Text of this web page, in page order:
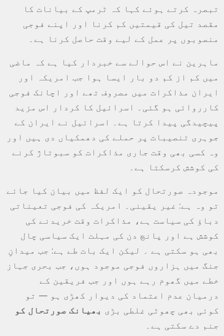
تبصرہ کرتے ہوئے کہا کہ ٹرمپ کے بیانات کا
مقصد تیل کی قیمتیں کم کرنا اور اپنے فوجی
منصوبوں پر عمل کے لیے وقت حاصل کرنا ہے۔
ماہرین نے اس حوالے سے خبردار کیا ہے کہ ماضی
میں کم از کم دو بار ایسا ہوا جب امریکہ اور
ایران مذاکرات میں مصروف تھے اور اچانک فوجی
کارروائی ہو گئی۔ اسرائیل کا کردار اس مزید
پیچیدگی پیدا کرتا ہے۔ اسرائیل نے ایران کے
جوہری تنصیبات پر حملے کی دھمکیاں دی ہیں اور
وہ کسی بھی وقت جاری مذاکرات کو سبوتاژ کرنے
کی کوشش کرسکتا ہے۔
موجودہ صورتحال کو ایک لفظ میں بیان کیا جائے
تو وہ ہے: غیر یقینی۔ امریکہ کی فوجی تعیناتی
دباؤ کی سیاست ہے، مذاکرات وقت خریدنے کی
کوشش ہے اور پانچ دن کی مہلت ایک سیاسی چال
بھی ہو سکتی ہے ۔ لیکن ایک بات طے ہے: جب میدانِ
جنگ میں ہزاروں فوجی موجود ہوں، جب بحری جہاز
خطے میں گھوم رہے ہوں اور جب فریقین کے
درمیان عدم اعتماد کی دیوار کھڑی ہو — تو
کوئی بھی چھوٹی غلطی بڑی بھیانک صورتحال کو
جنم دے سکتی ہے۔